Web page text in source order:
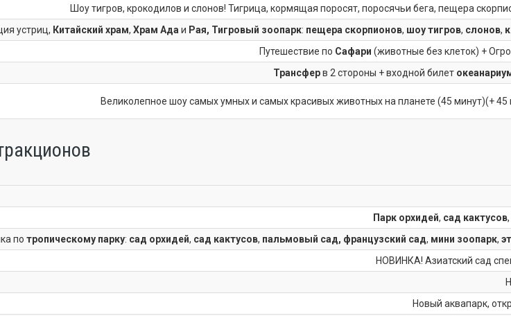
Шоу тигров, крокодилов и слонов! Тигрица, кормящая поросят, поросячьи бега, пещера
устриц, Китайский храм, Храм Ада и Рая, Тигровый зоопарк: пещера скорпионов, шоу тигров, слонов,
Путешествие по Сафари (животные без клеток) +
Трансферв 2 стороны + входной билет
Великолепное шоу самых умных и самых красивых животных на планете (45 минут)(+
Парк орхидей, сад кактусов,
по тропическому парку: сад орхидей, сад кактусов, пальмовый сад, французский сад, мини зоопарк,
НОВИНКА! Азиатский сад
Новый аквапарк,